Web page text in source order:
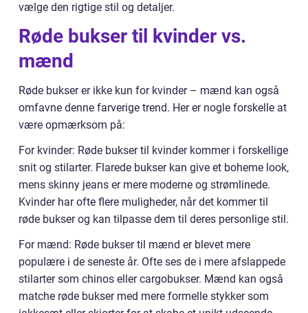
vælge den rigtige stil og detaljer.
Røde bukser til kvinder vs.
mænd
Røde bukser er ikke kun for kvinder – mænd kan også
omfavne denne farverige trend. Her er nogle forskelle at
være opmærksom på:
For kvinder: Røde bukser til kvinder kommer i forskellige
snit og stilarter. Flarede bukser kan give et boheme look,
mens skinny jeans er mere moderne og strømlinede.
Kvinder har ofte flere muligheder, når det kommer til
røde bukser og kan tilpasse dem til deres personlige stil.
For mænd: Røde bukser til mænd er blevet mere
populære i de seneste år. Ofte ses de i mere afslappede
stilarter som chinos eller cargobukser. Mænd kan også
matche røde bukser med mere formelle stykker som